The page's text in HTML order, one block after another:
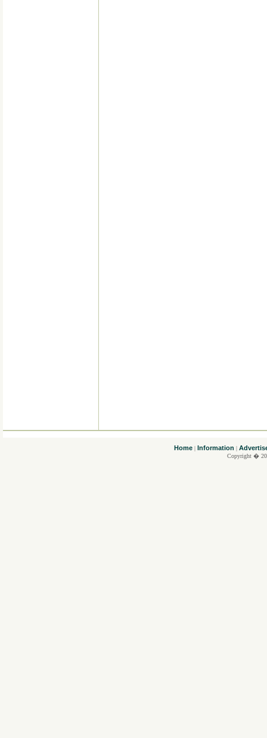
Home| Information |
Copyright �